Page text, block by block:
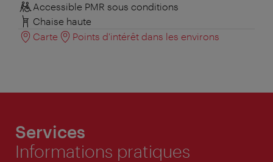
Accessible PMR sous conditions
Chaise haute
Carte
Points d'intérêt dans les environs
Services
Informations pratiques